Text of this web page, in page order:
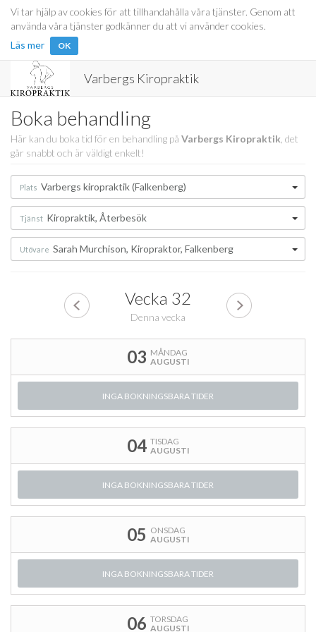
Vi tar hjälp av cookies för att tillhandahålla våra tjänster. Genom att
använda våra tjänster godkänner du att vi använder cookies.
Läs mer
OK
Varbergs Kiropraktik
Boka behandling
Här kan du boka tid för en behandling på Varbergs Kiropraktik , det
går snabbt och är väldigt enkelt!
Plats Varbergs kiropraktik (Falkenberg)
Tjänst Kiropraktik, Återbesök
Utövare Sarah Murchison, Kiropraktor, Falkenberg
Vecka 32
Denna vecka
03 MÅNDAG
AUGUSTI
INGA BOKNINGSBARA TIDER
04 TISDAG
AUGUSTI
INGA BOKNINGSBARA TIDER
05 ONSDAG
AUGUSTI
INGA BOKNINGSBARA TIDER
06 TORSDAG
AUGUSTI